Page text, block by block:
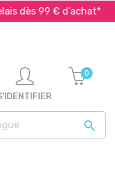
dès 99 € d’achat*

0